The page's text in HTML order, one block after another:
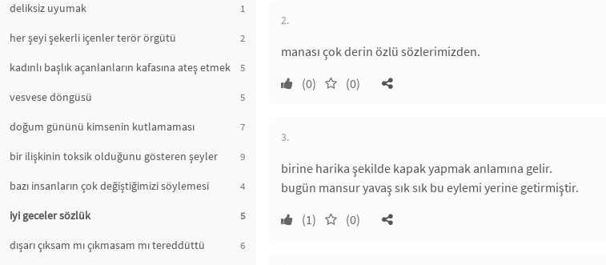
deliksiz uyumak 1
her şeyi şekerli içenler terör örgütü 2
kadınlı başlık açanlanların kafasına ateş etmek 5
vesvese döngüsü 5
doğum gününü kimsenin kutlamaması 7
bir ilişkinin toksik olduğunu gösteren şeyler 9
bazı insanların çok değiştiğimizi söylemesi 4
iyi geceler sözlük 5
dışarı çıksam mı çıkmasam mı tereddüttü 6
2.
manası çok derin özlü sözlerimizden.
(0)
(0)
3.
birine harika şekilde kapak yapmak anlamına gelir.
bugün mansur yavaş sık sık bu eylemi yerine getirmiştir.
(1)
(0)